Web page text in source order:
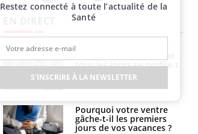
Facebook Twitter Instagram
tous les jours se profile-t-
elle enfin ?
Pourquoi votre ventre
gâche-t-il les premiers
jours de vos vacances ?
Restez connecté à toute l’actualité de la
Santé
S'INSCRIRE À LA NEWSLETTER